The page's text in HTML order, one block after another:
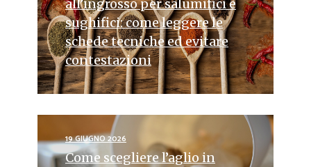
all’ingrosso per salumifici e
sughifici: come leggere le
schede tecniche ed evitare
contestazioni
19 GIUGNO 2026
Come scegliere l’aglio in